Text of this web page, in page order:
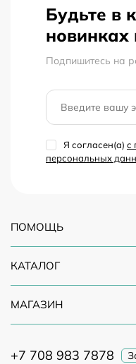
Будьте в
новинках
Подпишитесь на
Я согласен(a) с
персональных
ПОМОЩЬ
КАТАЛОГ
МАГАЗИН
+7 708 983 7878